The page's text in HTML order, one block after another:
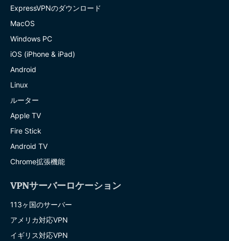
ExpressVPNのダウンロード
MacOS
Windows PC
iOS (iPhone & iPad)
Android
Linux
ルーター
Apple TV
Fire Stick
Android TV
Chrome拡張機能
VPNサーバーロケーション
113ヶ国のサーバー
アメリカ対応VPN
イギリス対応VPN